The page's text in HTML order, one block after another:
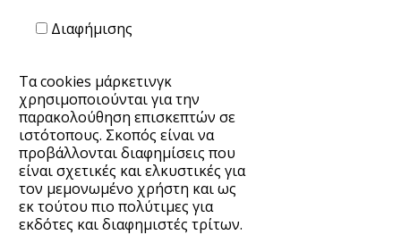
Διαφήμισης
Τα cookies μάρκετινγκ
χρησιμοποιούνται για την
παρακολούθηση επισκεπτών σε
ιστότοπους. Σκοπός είναι να
προβάλλονται διαφημίσεις που
είναι σχετικές και ελκυστικές για
τον μεμονωμένο χρήστη και ως
εκ τούτου πιο πολύτιμες για
εκδότες και διαφημιστές τρίτων.